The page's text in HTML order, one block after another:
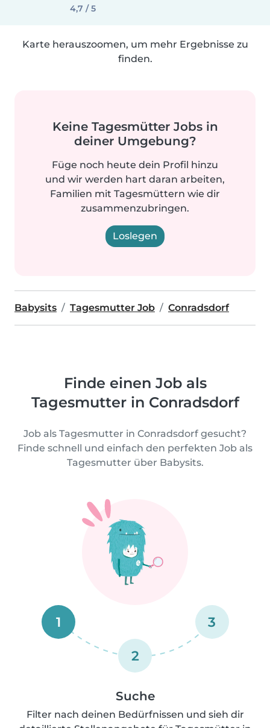
4,7 / 5
Karte herauszoomen, um mehr Ergebnisse zu
finden.
Keine Tagesmütter Jobs in
deiner Umgebung?
Füge noch heute dein Profil hinzu
und wir werden hart daran arbeiten,
Familien mit Tagesmüttern wie dir
zusammenzubringen.
Loslegen
Babysits Tagesmutter Job Conradsdorf
Finde einen Job als
Tagesmutter in Conradsdorf
Job als Tagesmutter in Conradsdorf gesucht?
Finde schnell und einfach den perfekten Job als
Tagesmutter über Babysits.
1
2
3
Suche
Filter nach deinen Bedürfnissen und sieh dir